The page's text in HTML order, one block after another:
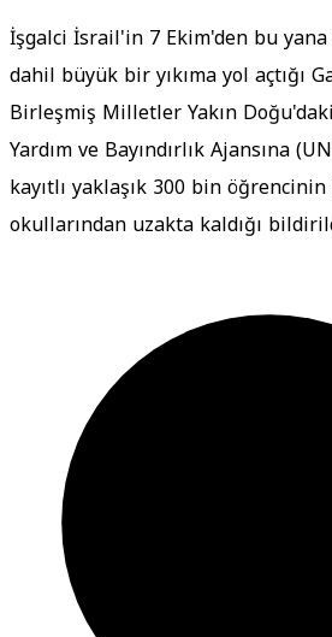
İşgalci İsrail'in 7 Ekim'den bu
dahil büyük bir yıkıma yol açtığı
Birleşmiş Milletler Yakın
Yardım ve Bayındırlık Ajansına
kayıtlı yaklaşık 300 bin
okullarından uzakta kaldığı